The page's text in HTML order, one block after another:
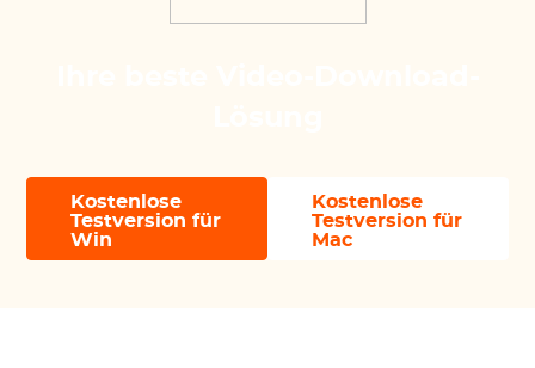
Kostenlose
Testversion für
Win
Kostenlose
Testversion für
Mac